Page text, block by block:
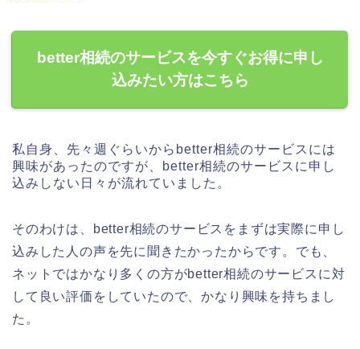
better相続のサービスを今すぐお得に申し
込みたい方はこちら
私自身、先々週ぐらいからbetter相続のサービスには
興味があったのですが、better相続のサービスに申し
込みしない日々が流れていました。
そのわけは、better相続のサービスをまずは実際に申し
込みした人の声を先に聞きたかったからです。でも、
ネットではかなり多くの方がbetter相続のサービスに対
して良い評価をしていたので、かなり興味を持ちまし
た。